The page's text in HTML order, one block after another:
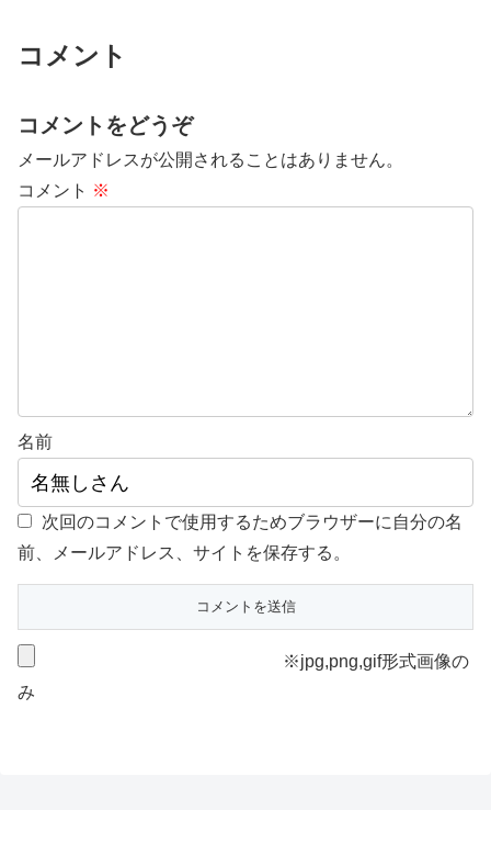
コメント
コメントをどうぞ
メールアドレスが公開されることはありません。
コメント ※
名前
次回のコメントで使用するためブラウザーに自分の名
前、メールアドレス、サイトを保存する。
※jpg,png,gif形式画像の
み